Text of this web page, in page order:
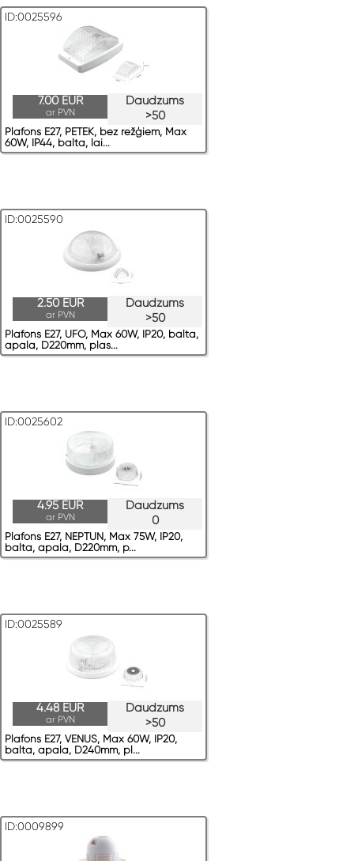
ID:0025596
Daudzums
>50
7.00 EUR
ar PVN
Plafons E27, PETEK, bez režģiem, Max
60W, IP44, balta, lai...
ID:0025590
Daudzums
>50
2.50 EUR
ar PVN
Plafons E27, UFO, Max 60W, IP20, balta,
apaļa, D220mm, plas...
ID:0025602
Daudzums
0
4.95 EUR
ar PVN
Plafons E27, NEPTUN, Max 75W, IP20,
balta, apaļa, D220mm, p...
ID:0025589
Daudzums
>50
4.48 EUR
ar PVN
Plafons E27, VENUS, Max 60W, IP20,
balta, apaļa, D240mm, pl...
ID:0009899